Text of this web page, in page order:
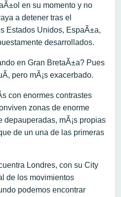
en su momento y no
a detener tras el
Estados Unidos, EspaÃ±a,
desarrollados.
en Gran BretaÃ±a? Pues
pero mÃ¡s exacerbado.
con enormes contrastes
zonas de enorme
depauperadas, mÃ¡s propias
de un una de las primeras
Londres, con su City
de los movimientos
podemos encontrar